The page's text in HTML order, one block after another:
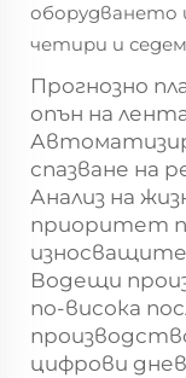
оборудването
четири и
Прогнозно
опън на
спазване на
Анализ на
приоритет
Водещи
по-висока
цифрови